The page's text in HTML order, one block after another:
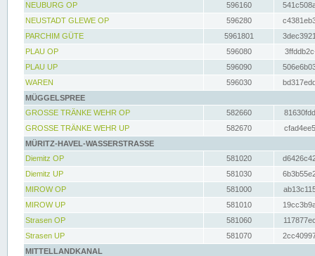
NEUBURG OP
596160
NEUSTADT GLEWE OP
596280
PARCHIM GÜTE
5961801
PLAU OP
596080
PLAU UP
596090
WAREN
596030
MÜGGELSPREE
GROSSE TRÄNKE WEHR OP
582660
GROSSE TRÄNKE WEHR UP
582670
MÜRITZ-HAVEL-WASSERSTRASSE
Diemitz OP
581020
Diemitz UP
581030
MIROW OP
581000
MIROW UP
581010
Strasen OP
581060
Strasen UP
581070
MITTELLANDKANAL